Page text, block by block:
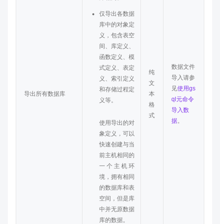
导出所有数据库
仅导出各数据
库中的对象定
义，包含表空
间、库定义、
函数定义、模
式定义、表定
义、索引定义
和存储过程定
义等。
使用导出的对
象定义，可以
快速创建与当
前主机相同的
一个主机环
境，拥有相同
的数据库和表
空间，但是库
中并无原数据
库的数据。
纯
文
本
格
式
数据文件
导入请参
见使用gs
ql元命令
导入数
据。